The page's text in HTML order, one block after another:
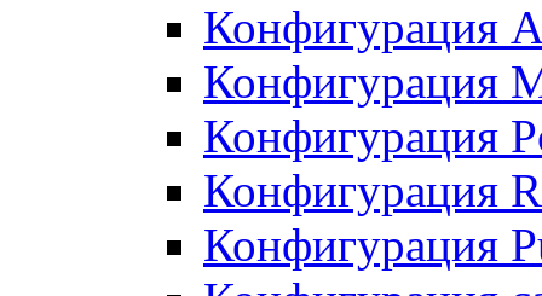
Конфигурация
Конфигурация
Конфигурация
Конфигурация
Конфигурация